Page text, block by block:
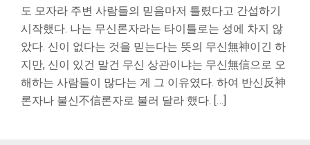
도 모자라 주변 사람들의 믿음마저 틀렸다고 간섭하기
시작했다. 나는 무신론자라는 타이틀로는 성에 차지 않
았다. 신이 없다는 것을 믿는다는 뜻의 무신無神이긴 하
지만, 신이 있건 말건 무신 상관이냐는 무신無信으로 오
해하는 사람들이 많다는 게 그 이유였다. 하여 반신反神
론자나 불신不信론자로 불러 달라 했다. […]